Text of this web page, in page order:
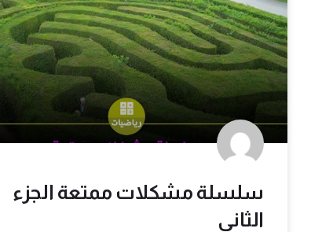
سلسلة مشكلات ممتعة الجزء
الثاني